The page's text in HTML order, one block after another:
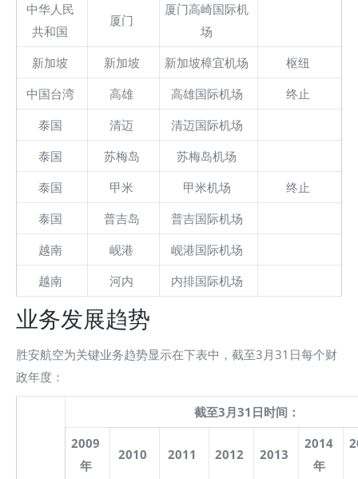
中华人民
共和国
厦门
厦门高崎国际机
场
新加坡
新加坡 新加坡樟宜机场
枢纽
中国台湾
高雄 高雄国际机场
终止
泰国
清迈
清迈国际机场
泰国
苏梅岛
苏梅岛机场
泰国
甲米 甲米机场
终止
泰国
普吉岛
普吉国际机场
越南
岘港
岘港国际机场
越南
河内 内排国际机场
业务发展趋势
胜安航空为关键业务趋势显示在下表中，截至3月31日每个财
政年度：
截至3月31日时间：
2009
年
2010 2011 2012 2013
2014
年